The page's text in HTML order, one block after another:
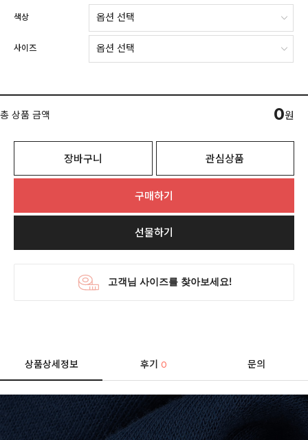
색상
사이즈
총 상품 금액 0원
장바구니 관심상품
구매하기
선물하기
상품상세정보 후기0 문의